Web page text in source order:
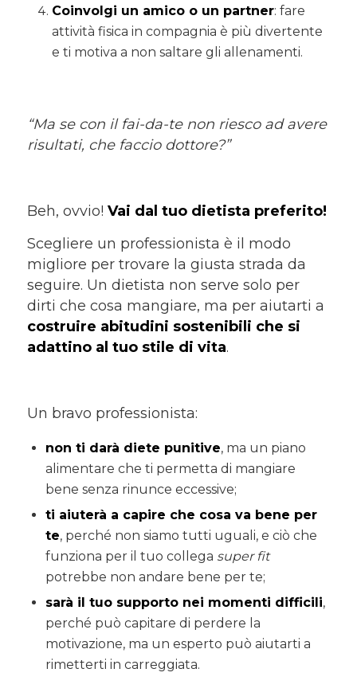
Coinvolgi un amico o un partner: fare
attività fisica in compagnia è più divertente
e ti motiva a non saltare gli allenamenti.
“Ma se con il fai-da-te non riesco ad avere
risultati, che faccio dottore?”
Beh, ovvio! Vai dal tuo dietista preferito!
Scegliere un professionista è il modo
migliore per trovare la giusta strada da
seguire. Un dietista non serve solo per
dirti che cosa mangiare, ma per aiutarti a
costruire abitudini sostenibili che si
adattino al tuo stile di vita.
Un bravo professionista:
non ti darà diete punitive, ma un piano
alimentare che ti permetta di mangiare
bene senza rinunce eccessive;
ti aiuterà a capire che cosa va bene per
te, perché non siamo tutti uguali, e ciò che
funziona per il tuo collega super fit
potrebbe non andare bene per te;
sarà il tuo supporto nei momenti difficili,
perché può capitare di perdere la
motivazione, ma un esperto può aiutarti a
rimetterti in carreggiata.